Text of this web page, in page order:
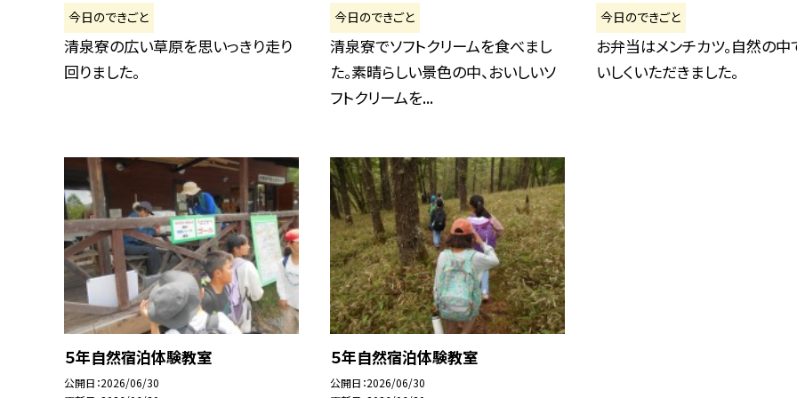
今日のできごと
清泉寮の広い草原を思いっきり走り
回りました。
今日のできごと
清泉寮でソフトクリームを食べまし
た。素晴らしい景色の中、おいしいソ
フトクリームを...
今日のできごと
お弁当はメンチカツ。自然の中
いしくいただきました。
５年自然宿泊体験教室
公開日 2026/06/30
５年自然宿泊体験教室
公開日 2026/06/30